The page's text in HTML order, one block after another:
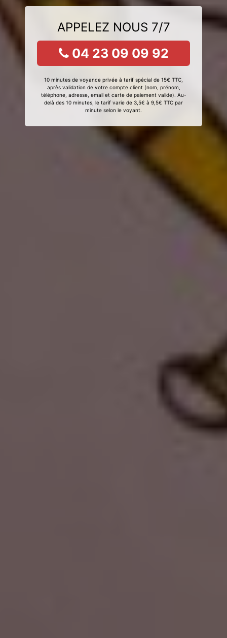
APPELEZ NOUS 7/7
04 23 09 09 92
10 minutes de voyance privée à tarif spécial de 15€ TTC,
après validation de votre compte client (nom, prénom,
téléphone, adresse, email et carte de paiement valide). Au-
delà des 10 minutes, le tarif varie de 3,5€ à 9,5€ TTC par
minute selon le voyant.